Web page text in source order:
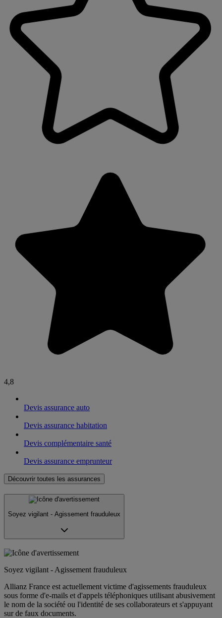
4,8
Devis assurance auto
Devis assurance habitation
Devis complémentaire santé
Devis assurance emprunteur
Découvrir toutes les assurances
Soyez vigilant - Agissement frauduleux
Soyez vigilant - Agissement frauduleux
Allianz France est actuellement victime d'agissements frauduleux
sous forme d'e-mails et d'appels téléphoniques utilisant abusivement
le nom de la société ou l'identité de ses collaborateurs et s'appuyant
sur de faux documents.